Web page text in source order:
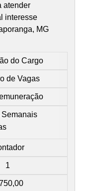
atender
interesse
MG
do Cargo
de Vagas
Semanais
1